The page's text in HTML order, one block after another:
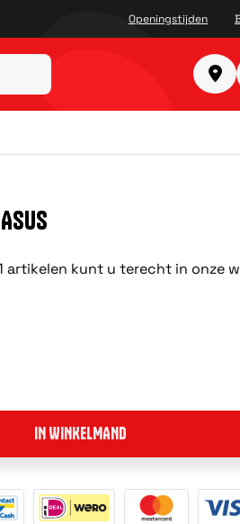
Openingstijden
artikelen kunt u terecht in onze
IN WINKELMAND